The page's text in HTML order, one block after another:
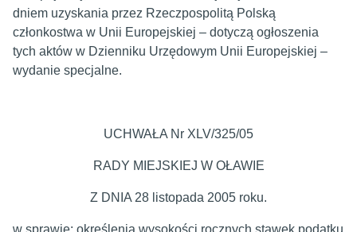
dniem uzyskania przez Rzeczpospolitą Polską
członkostwa w Unii Europejskiej – dotyczą ogłoszenia
tych aktów w Dzienniku Urzędowym Unii Europejskiej –
wydanie specjalne.
UCHWAŁA Nr XLV/325/05
RADY MIEJSKIEJ W OŁAWIE
Z DNIA 28 listopada 2005 roku.
w sprawie: określenia wysokości rocznych stawek podatku